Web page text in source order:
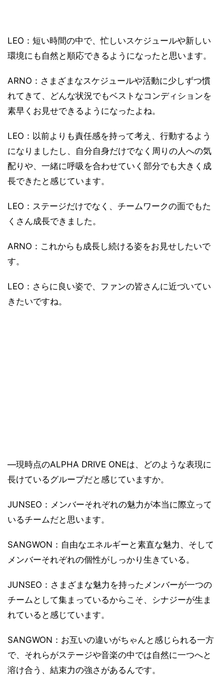
LEO：短い時間の中で、忙しいスケジュールや新しい
環境にも自然と順応できるようになったと思います。
ARNO：さまざまなスケジュールや活動に少しずつ慣
れてきて、どんな状況でもベストなコンディションを
素早くお見せできるようになったよね。
LEO：以前よりも責任感を持って考え、行動するよう
になりましたし、自分自身だけでなく周りの人への気
配りや、一緒に呼吸を合わせていく部分でも大きく成
長できたと感じています。
LEO：ステージだけでなく、チームワークの面でもた
くさん成長できました。
ARNO：これからも成長し続ける姿をお見せしたいで
す。
LEO：さらに良い姿で、ファンの皆さんに近づいてい
きたいですね。
―現時点のALPHA DRIVE ONEは、どのような表現に
長けているグループだと感じていますか。
JUNSEO：メンバーそれぞれの魅力が本当に際立って
いるチームだと思います。
SANGWON：自由なエネルギーと素直な魅力、そして
メンバーそれぞれの個性がしっかり生きている。
JUNSEO：さまざまな魅力を持ったメンバーが一つの
チームとして集まっているからこそ、シナジーが生ま
れていると感じています。
SANGWON：お互いの違いがちゃんと感じられる一方
で、それらがステージや音楽の中では自然に一つへと
溶け合う、結束力の強さがあるんです。